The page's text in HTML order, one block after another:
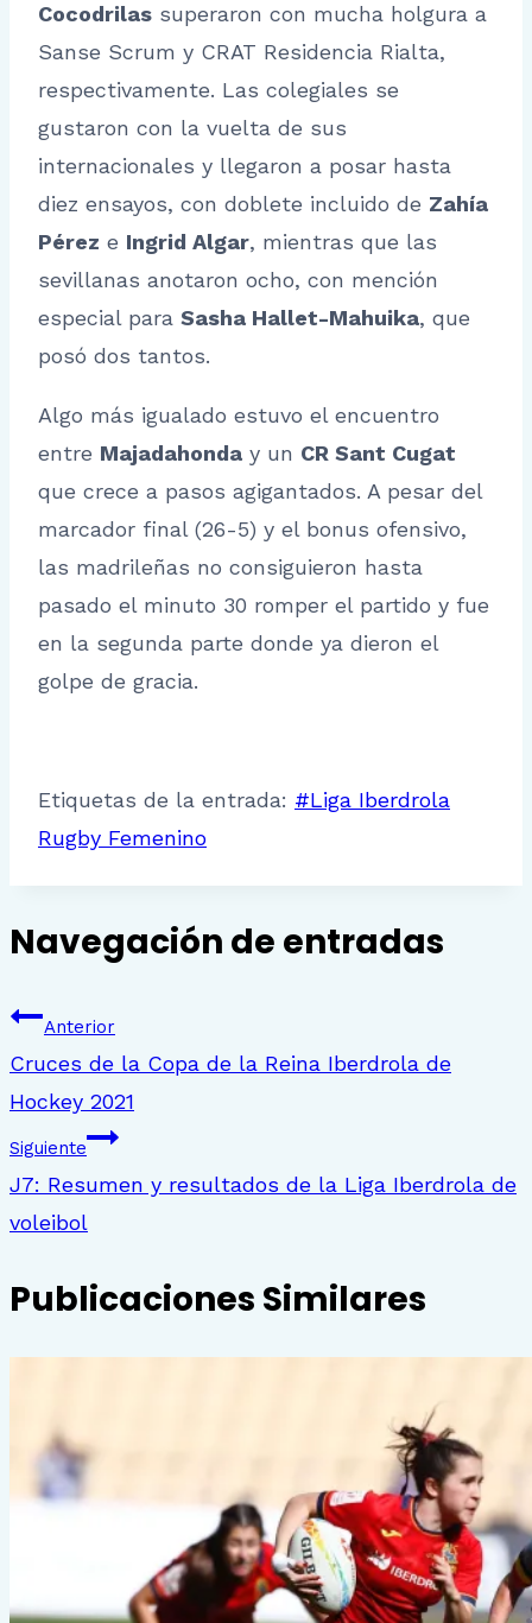
Cocodrilas superaron con mucha holgura a
Sanse Scrum y CRAT Residencia Rialta,
respectivamente. Las colegiales se
gustaron con la vuelta de sus
internacionales y llegaron a posar hasta
diez ensayos, con doblete incluido de Zahía
Pérez e Ingrid Algar, mientras que las
sevillanas anotaron ocho, con mención
especial para Sasha Hallet-Mahuika, que
posó dos tantos.
Algo más igualado estuvo el encuentro
entre Majadahonda y un CR Sant Cugat
que crece a pasos agigantados. A pesar del
marcador final (26-5) y el bonus ofensivo,
las madrileñas no consiguieron hasta
pasado el minuto 30 romper el partido y fue
en la segunda parte donde ya dieron el
golpe de gracia.
Etiquetas de la entrada: #Liga Iberdrola
Rugby Femenino
Navegación de entradas
Anterior
Cruces de la Copa de la Reina Iberdrola de
Hockey 2021
Siguiente
J7: Resumen y resultados de la Liga Iberdrola de
voleibol
Publicaciones Similares